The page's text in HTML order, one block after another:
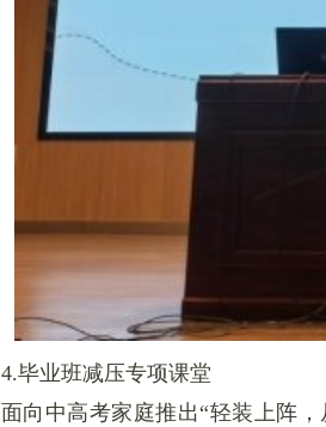
4.毕业班减压专项课堂
面向中高考家庭推出“轻装上阵